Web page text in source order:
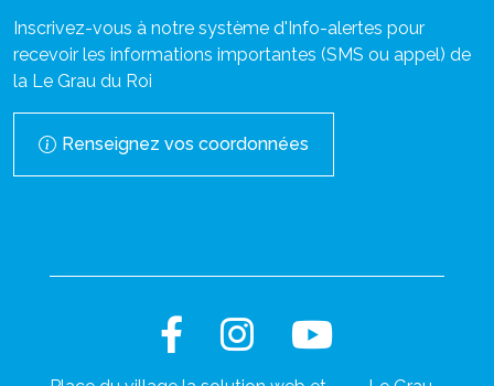
Inscrivez-vous à notre système d'Info-alertes pour
recevoir les informations importantes (SMS ou appel) de
la Le Grau du Roi
Renseignez vos coordonnées